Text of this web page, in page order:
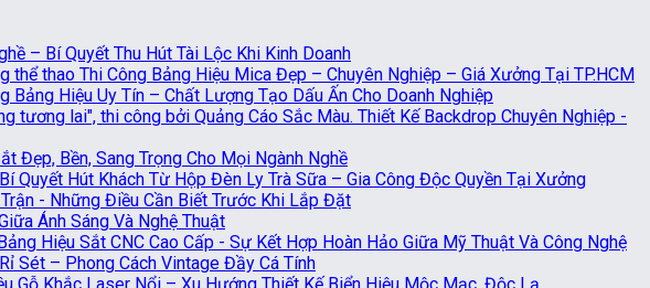
– Bí Quyết Thu Hút Tài Lộc Khi Kinh Doanh
Thi Công Bảng Hiệu Mica Đẹp – Chuyên Nghiệp – Giá Xưởng Tại TP.HCM
Bảng Hiệu Uy Tín – Chất Lượng Tạo Dấu Ấn Cho Doanh Nghiệp
Thiết Kế Backdrop Chuyên Nghiệp -
Đẹp, Bền, Sang Trọng Cho Mọi Ngành Nghề
Bí Quyết Hút Khách Từ Hộp Đèn Ly Trà Sữa – Gia Công Độc Quyền Tại Xưởng
- Những Điều Cần Biết Trước Khi Lắp Đặt
Ánh Sáng Và Nghệ Thuật
Hiệu Sắt CNC Cao Cấp - Sự Kết Hợp Hoàn Hảo Giữa Mỹ Thuật Và Công Nghệ
Sét – Phong Cách Vintage Đầy Cá Tính